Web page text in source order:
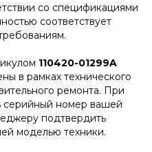
со спецификациями
соответствует
110420-01299A
в рамках технического
ремонта. При
серийный номер вашей
подтвердить
моделью техники.